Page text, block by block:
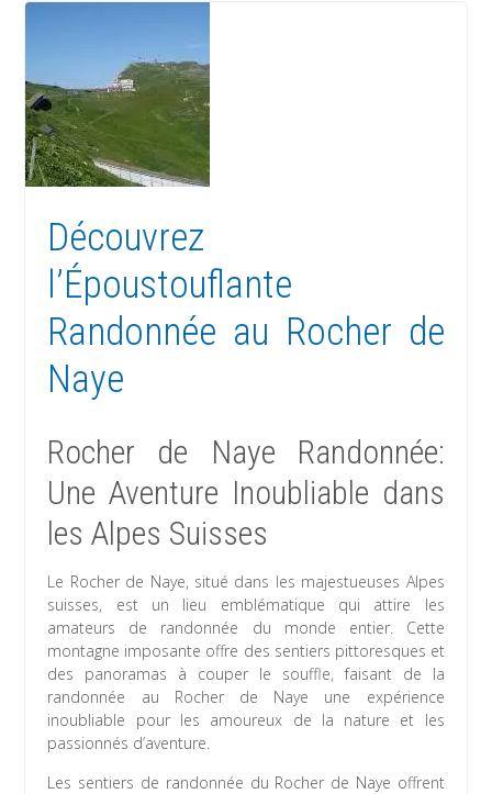
Découvrez
l’Époustouflante
Randonnée au Rocher de
Naye
Rocher de Naye Randonnée:
Une Aventure Inoubliable dans
les Alpes Suisses
Le Rocher de Naye, situé dans les majestueuses Alpes
suisses, est un lieu emblématique qui attire les
amateurs de randonnée du monde entier. Cette
montagne imposante offre des sentiers pittoresques et
des panoramas à couper le souffle, faisant de la
randonnée au Rocher de Naye une expérience
inoubliable pour les amoureux de la nature et les
passionnés d’aventure.
Les sentiers de randonnée du Rocher de Naye offrent